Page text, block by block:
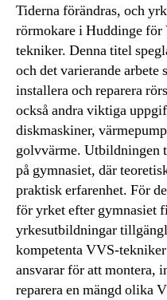
Tiderna förändras, och
rörmokare i Huddinge
tekniker. Denna titel
och det varierande
installera och reparera
också andra viktiga
diskmaskiner,
golvvärme. Utbildningen
på gymnasiet, där
praktisk erfarenhet. För
för yrket efter gymnasiet
yrkesutbildningar
kompetenta VVS-
ansvarar för att montera,
reparera en mängd olika